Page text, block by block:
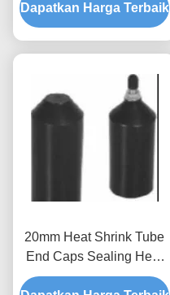
Shrink 6 Core Cross
Linked
Dapatkan Harga Terbaik
20mm Heat Shrink Tube
End Caps Sealing Heat
Shrink Cable Aksesoris